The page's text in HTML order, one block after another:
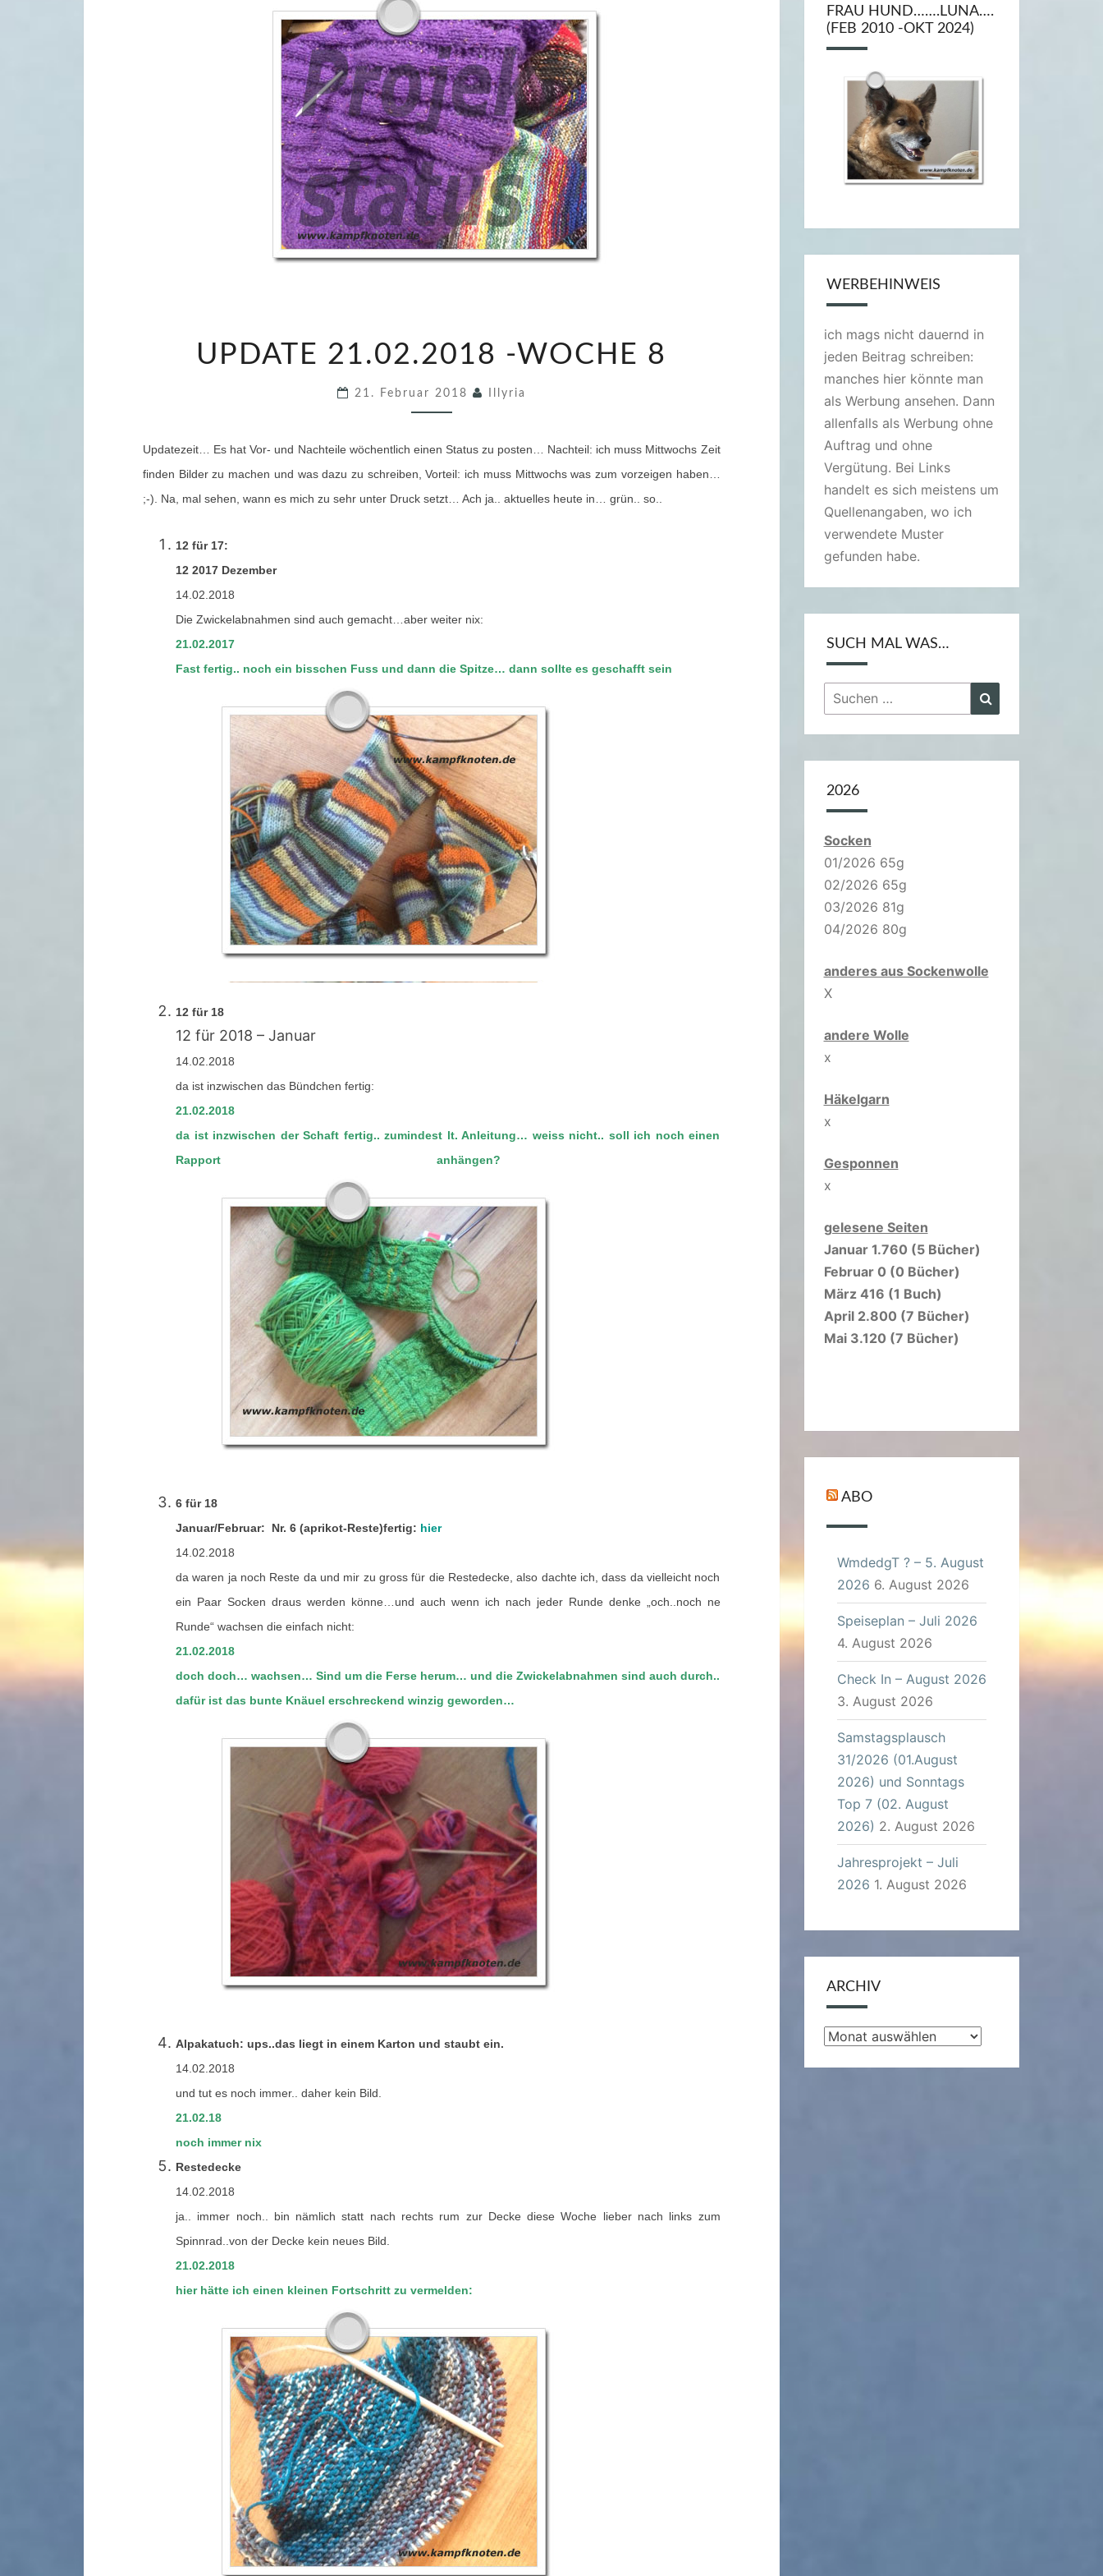
P
E
2
1
2
1
8
-
W
O
C
H
E
8
UPDATE 21.02.2018 -WOCHE 8
21. Februar 2018 Illyria
Updatezeit… Es hat Vor- und Nachteile wöchentlich einen Status zu posten… Nachteil: ich muss Mittwochs Zeit
finden Bilder zu machen und was dazu zu schreiben, Vorteil: ich muss Mittwochs was zum vorzeigen haben…
;-). Na, mal sehen, wann es mich zu sehr unter Druck setzt… Ach ja.. aktuelles heute in… grün.. so..
12 für 17:
12 2017 Dezember
14.02.2018
Die Zwickelabnahmen sind auch gemacht…aber weiter nix:
21.02.2017
Fast fertig.. noch ein bisschen Fuss und dann die Spitze… dann sollte es geschafft sein
12 für 18
12 für 2018 – Januar
14.02.2018
da ist inzwischen das Bündchen fertig:
21.02.2018
da ist inzwischen der Schaft fertig.. zumindest lt. Anleitung… weiss nicht.. soll ich noch einen
Rapport anhängen?
6 für 18
Januar/Februar: Nr. 6 (aprikot-Reste)fertig: hier
14.02.2018
da waren ja noch Reste da und mir zu gross für die Restedecke, also dachte ich, dass da vielleicht noch
ein Paar Socken draus werden könne…und auch wenn ich nach jeder Runde denke „och..noch ne
Runde“ wachsen die einfach nicht:
21.02.2018
doch doch… wachsen… Sind um die Ferse herum… und die Zwickelabnahmen sind auch durch..
dafür ist das bunte Knäuel erschreckend winzig geworden…
Alpakatuch: ups..das liegt in einem Karton und staubt ein.
14.02.2018
und tut es noch immer.. daher kein Bild.
21.02.18
noch immer nix
Restedecke
14.02.2018
ja.. immer noch.. bin nämlich statt nach rechts rum zur Decke diese Woche lieber nach links zum
Spinnrad..von der Decke kein neues Bild.
21.02.2018
hier hätte ich einen kleinen Fortschritt zu vermelden:
FRAU HUND…….LUNA….
(FEB 2010 -OKT 2024)
WERBEHINWEIS
ich mags nicht dauernd in
jeden Beitrag schreiben:
manches hier könnte man
als Werbung ansehen. Dann
allenfalls als Werbung ohne
Auftrag und ohne
Vergütung. Bei Links
handelt es sich meistens um
Quellenangaben, wo ich
verwendete Muster
gefunden habe.
SUCH MAL WAS…
Suchen
nach:
2026
Socken
01/2026 65g
02/2026 65g
03/2026 81g
04/2026 80g
anderes aus Sockenwolle
X
andere Wolle
x
Häkelgarn
x
Gesponnen
x
gelesene Seiten
Januar 1.760 (5 Bücher)
Februar 0 (0 Bücher)
März 416 (1 Buch)
April 2.800 (7 Bücher)
Mai 3.120 (7 Bücher)
ABO
WmdedgT ? – 5. August
2026 6. August 2026
Speiseplan – Juli 2026
4. August 2026
Check In – August 2026
3. August 2026
Samstagsplausch
31/2026 (01.August
2026) und Sonntags
Top 7 (02. August
2026) 2. August 2026
Jahresprojekt – Juli
2026 1. August 2026
ARCHIV
Archiv